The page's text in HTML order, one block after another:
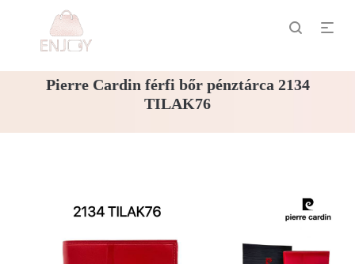
Pierre Cardin férfi bőr pénztárca 2134
TILAK76